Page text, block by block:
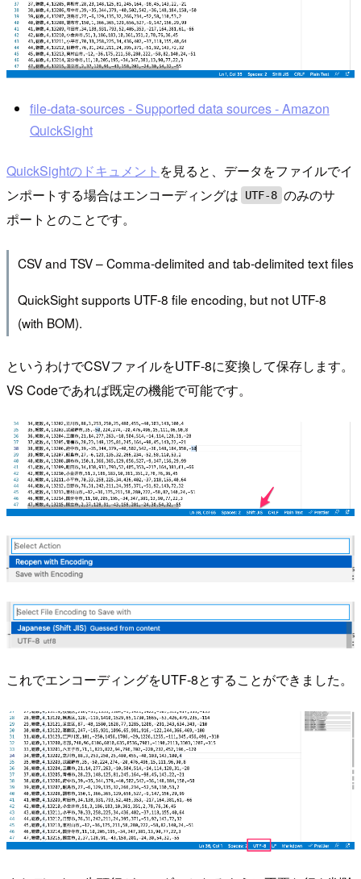
file-data-sources - Supported data sources - Amazon
QuickSight
QuickSightのドキュメント を見ると、データをファイルでイ
ンポートする場合はエンコーディングは
UTF-8 のみのサ
ポートとのことです。
CSV and TSV – Comma-delimited and tab-delimited text files
QuickSight supports UTF-8 file encoding, but not UTF-8
(with BOM).
というわけでCSVファイルをUTF-8に変換して保存します。
VS Codeであれば既定の機能で可能です。
これでエンコーディングをUTF-8とすることができました。